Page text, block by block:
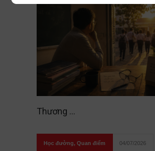
Thương …
Học đường, Quan điểm 04/07/2026